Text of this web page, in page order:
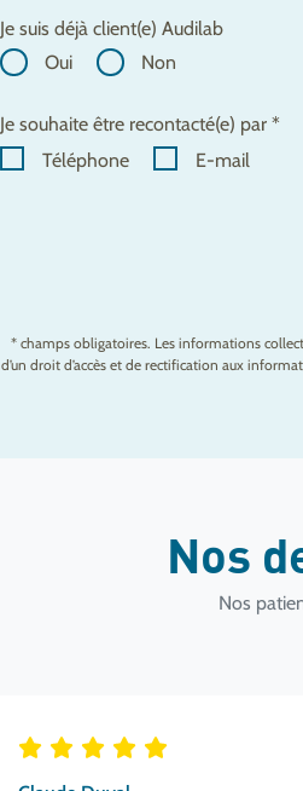
Je suis déjà client(e) Audilab
Oui
Non
Je souhaite être recontacté(e) par *
Téléphone
E-mail
* champs obligatoires. Les informations
d’un droit d’accès et de rectification aux
Nos
Nos